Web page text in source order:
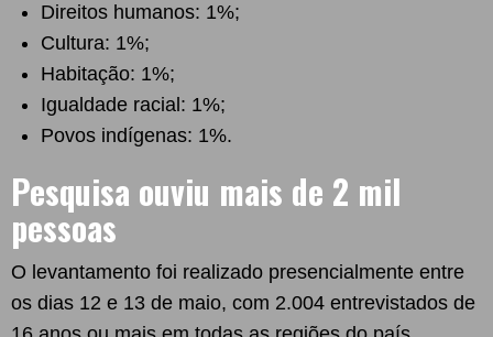
Direitos humanos: 1%;
Cultura: 1%;
Habitação: 1%;
Igualdade racial: 1%;
Povos indígenas: 1%.
Pesquisa ouviu mais de 2 mil
pessoas
O levantamento foi realizado presencialmente entre
os dias 12 e 13 de maio, com 2.004 entrevistados de